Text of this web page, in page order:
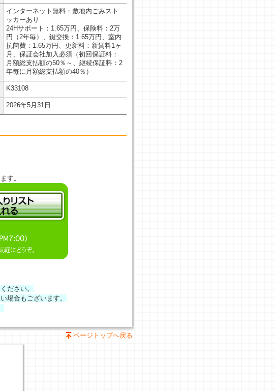
インターネット無料・敷地内ごみスト
ッカーあり
24Hサポート：1.65万円、保険料：2万
円（2年毎）、鍵交換：1.65万円、室内
抗菌費：1.65万円、更新料：新賃料1ヶ
月、保証会社加入必須（初回保証料：
月額総支払額の50％～、継続保証料：2
年毎に月額総支払額の40％）
K33108
2026年5月31日
す。
ださい。
場合もございます。
ページトップへ戻る